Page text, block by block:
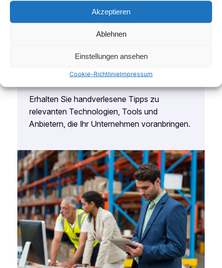
Akzeptieren
Ablehnen
Einstellungen ansehen
Cookie-RichtlinieImpressum
Ihre Automatisierungsstrategien zu
Erhalten Sie handverlesene Tipps zu
relevanten Technologien, Tools und
Anbietern, die Ihr Unternehmen voranbringen.